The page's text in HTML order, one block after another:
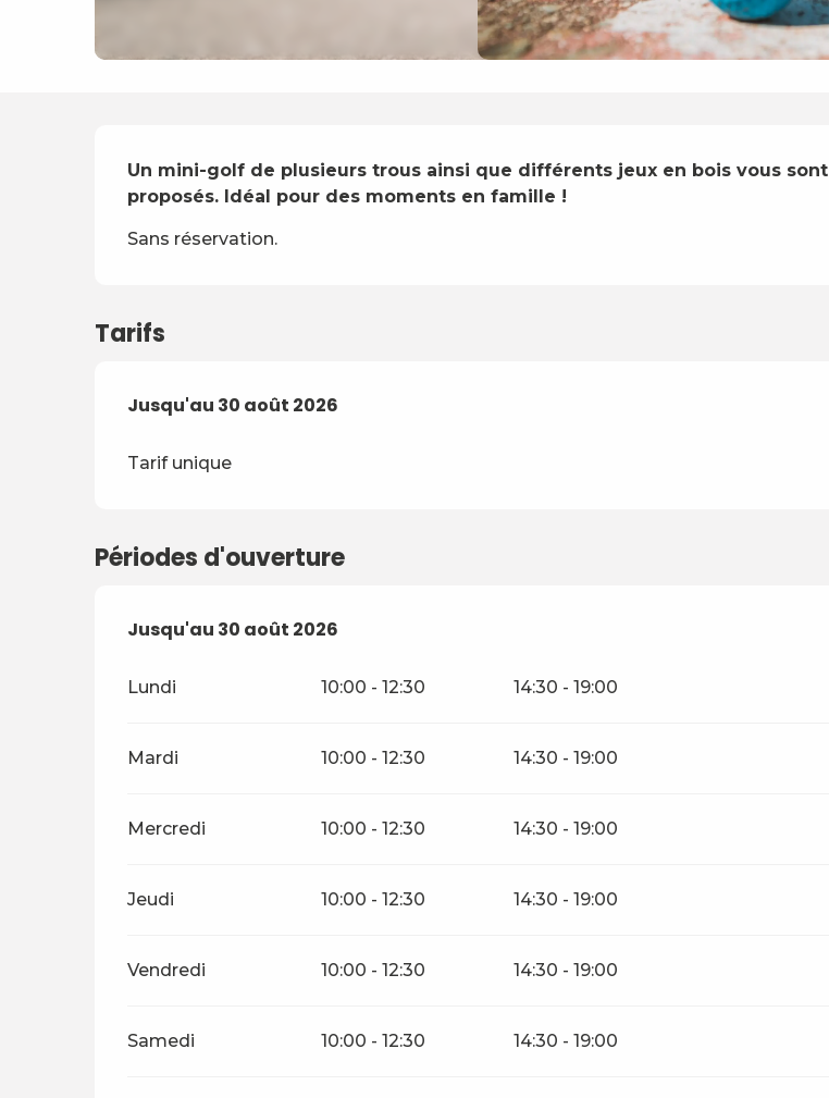
Description
Un mini-golf de plusieurs trous ainsi que différents jeux en bois vous sont
proposés. Idéal pour des moments en famille !
Sans réservation.
Tarifs
Du15 juin 2026au 30 août 2026
Jusqu'au 30 août 2026
Tarif unique
Périodes d'ouverture
Du29 juin 2026au30 août 2026
Jusqu'au 30 août 2026
Lundi 10:00 - 12:30 14:30 - 19:00
Mardi 10:00 - 12:30 14:30 - 19:00
Mercredi 10:00 - 12:30 14:30 - 19:00
Jeudi 10:00 - 12:30 14:30 - 19:00
Vendredi 10:00 - 12:30 14:30 - 19:00
Samedi 10:00 - 12:30 14:30 - 19:00